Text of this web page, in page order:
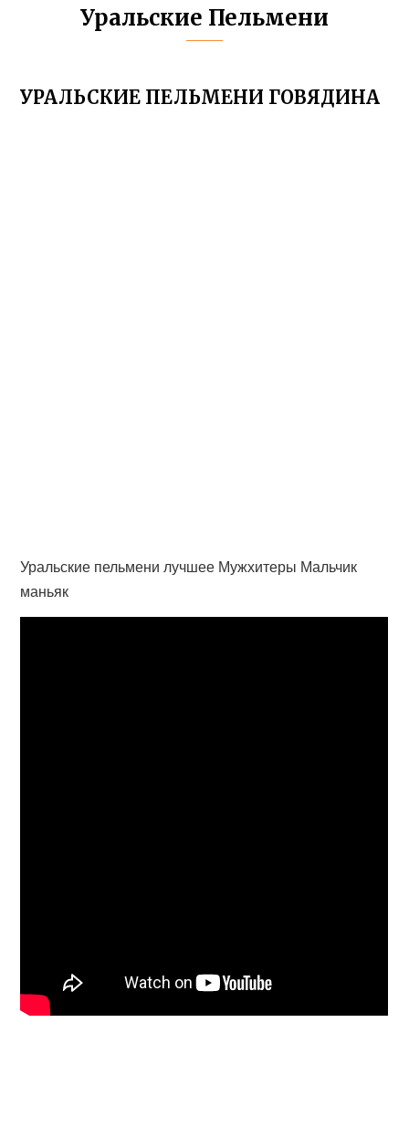
Уральские Пельмени
УРАЛЬСКИЕ ПЕЛЬМЕНИ ГОВЯДИНА
Уральские пельмени лучшее Мужхитеры Мальчик
маньяк